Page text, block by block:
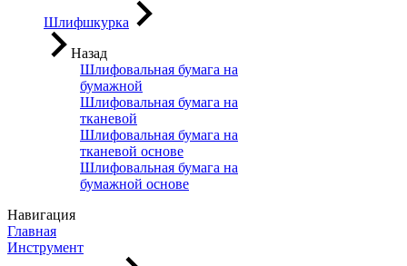
Шлифшкурка
Назад
Шлифовальная бумага на
бумажной
Шлифовальная бумага на
тканевой
Шлифовальная бумага на
тканевой основе
Шлифовальная бумага на
бумажной основе
Навигация
Главная
Инструмент